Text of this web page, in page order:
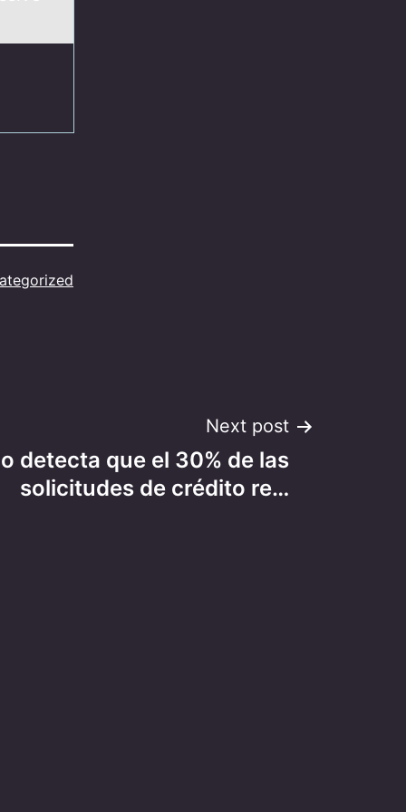
Next post
detecta que el 30% de las
solicitudes de crédito re…